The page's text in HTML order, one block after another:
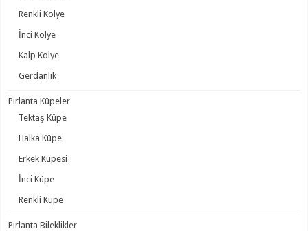
Renkli Kolye
İnci Kolye
Kalp Kolye
Gerdanlık
Pırlanta Küpeler
Tektaş Küpe
Halka Küpe
Erkek Küpesi
İnci Küpe
Renkli Küpe
Pırlanta Bileklikler